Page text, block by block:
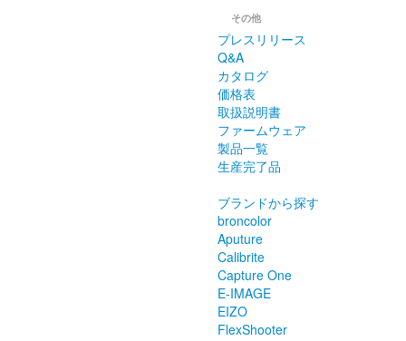
その他
プレスリリース
Q&A
カタログ
価格表
取扱説明書
ファームウェア
製品一覧
生産完了品
ブランドから探す
broncolor
Aputure
Calibrite
Capture One
E-IMAGE
EIZO
FlexShooter